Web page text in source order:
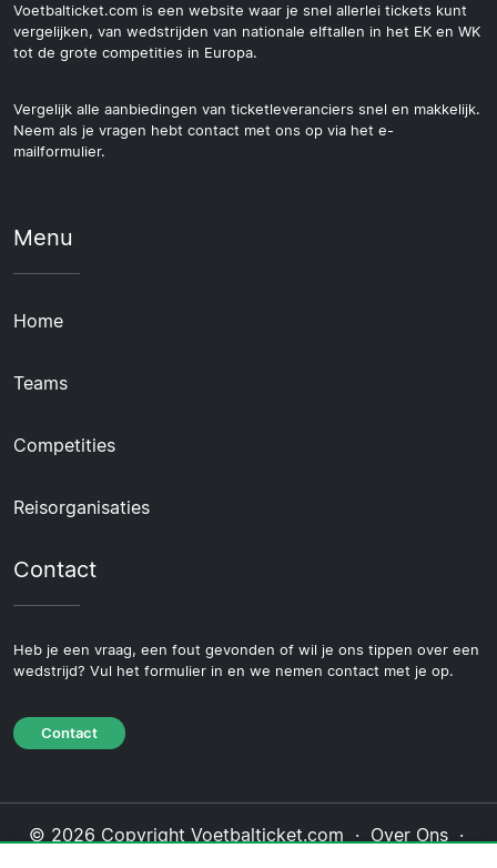
Voetbalticket.com is een website waar je snel allerlei tickets kunt
vergelijken, van wedstrijden van nationale elftallen in het EK en WK
tot de grote competities in Europa.
Vergelijk alle aanbiedingen van ticketleveranciers snel en makkelijk.
Neem als je vragen hebt contact met ons op via het e-
mailformulier.
Menu
Home
Teams
Competities
Reisorganisaties
Contact
Heb je een vraag, een fout gevonden of wil je ons tippen over een
wedstrijd? Vul het formulier in en we nemen contact met je op.
Contact
© 2026 Copyright Voetbalticket.com · Over Ons·